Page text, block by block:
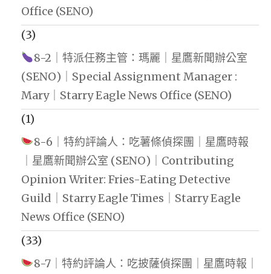
Office (SENO)
(3)
8-2｜特派任務主管：瑪麗｜星鷹新聞辦公室
(SENO)｜Special Assignment Manager :
Mary｜Starry Eagle News Office (SENO)
(1)
8-6｜特約評論人：吃薯條偵探團｜星鷹時報
｜星鷹新聞辦公室 (SENO)｜Contributing
Opinion Writer: Fries-Eating Detective
Guild｜Starry Eagle Times｜Starry Eagle
News Office (SENO)
(33)
8-7｜特約評論人：吃披薩偵探團｜星鷹時報｜